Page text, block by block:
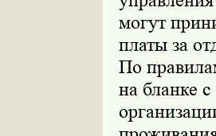
могут
платы за
По
на бланке